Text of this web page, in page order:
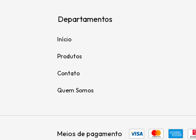
Departamentos
Início
Produtos
Contato
Quem Somos
Meios de pagamento